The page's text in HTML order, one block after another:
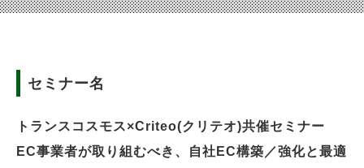
EC資料ダウンロード
セミナー名
トランスコスモス×Criteo(クリテオ)共催セミナー
EC事業者が取り組むべき、自社EC構築／強化と最適